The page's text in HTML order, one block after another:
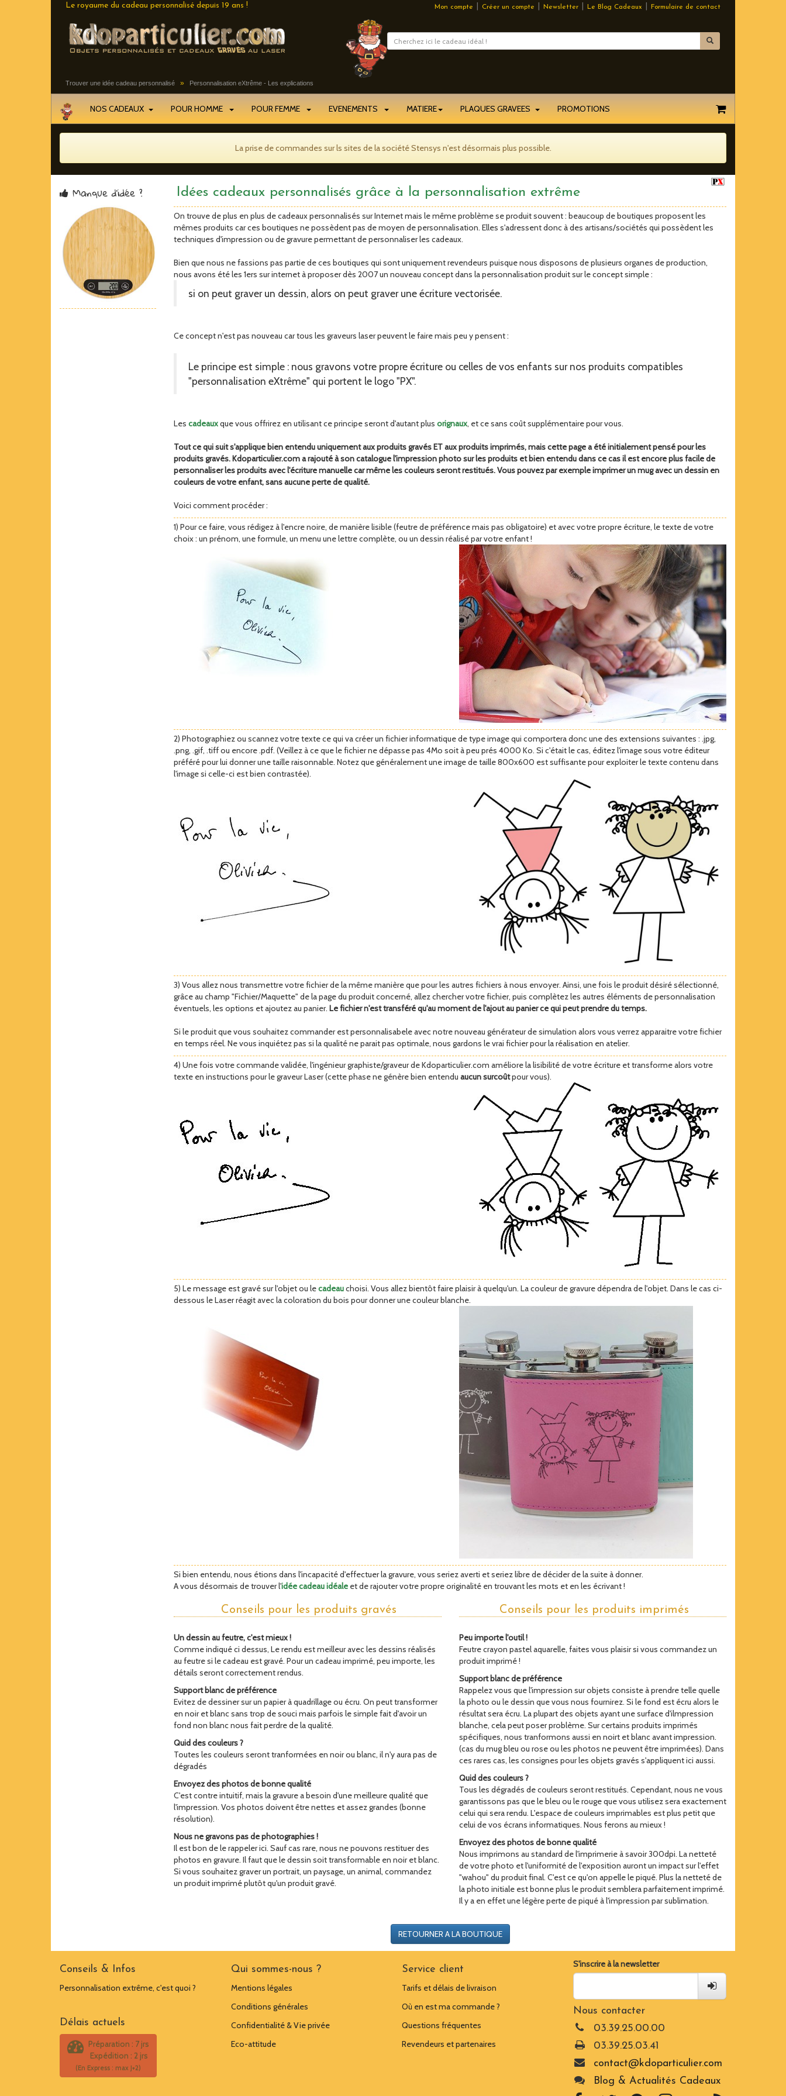
Le royaume du cadeau personnalisé depuis 19 ans ! Mon compte | Créer un compte | Newsletter | Le Blog Cadeaux | Formulaire de contact
Trouver une idée cadeau personnalisé » Personnalisation eXtrême - Les explications
NOS CADEAUX POUR HOMME POUR FEMME EVENEMENTS MATIERE PLAQUES GRAVEES PROMOTIONS
La prise de commandes sur ls sites de la société Stensys n'est désormais plus possible.
Manque d'idée ? Idées cadeaux personnalisés grâce à la personnalisation extrême
On trouve de plus en plus de cadeaux personnalisés sur Internet mais le même problème se produit souvent : beaucoup de boutiques proposent les
mêmes produits car ces boutiques ne possèdent pas de moyen de personnalisation. Elles s'adressent donc à des artisans/sociétés qui possèdent les
techniques d'impression ou de gravure permettant de personnaliser les cadeaux.
Bien que nous ne fassions pas partie de ces boutiques qui sont uniquement revendeurs puisque nous disposons de plusieurs organes de production,
nous avons été les 1ers sur internet à proposer dès 2007 un nouveau concept dans la personnalisation produit sur le concept simple :
si on peut graver un dessin, alors on peut graver une écriture vectorisée.
Ce concept n'est pas nouveau car tous les graveurs laser peuvent le faire mais peu y pensent :
Le principe est simple : nous gravons votre propre écriture ou celles de vos enfants sur nos produits compatibles
"personnalisation eXtrême" qui portent le logo "PX".
Les cadeauxque vous offrirez en utilisant ce principe seront d'autant plus orignaux, et ce sans coût supplémentaire pour vous.
Tout ce qui suit s'applique bien entendu uniquement aux produits gravés ET aux produits imprimés, mais cette page a été initialement pensé pour les
produits gravés. Kdoparticulier.com a rajouté à son catalogue l'impression photo sur les produits et bien entendu dans ce cas il est encore plus facile de
personnaliser les produits avec l'écriture manuelle car même les couleurs seront restitués. Vous pouvez par exemple imprimer un mug avec un dessin en
couleurs de votre enfant, sans aucune perte de qualité.
Voici comment procéder :
1) Pour ce faire, vous rédigez à l'encre noire, de manière lisible (feutre de préférence mais pas obligatoire) et avec votre propre écriture, le texte de votre
choix : un prénom, une formule, un menu une lettre complète, ou un dessin réalisé par votre enfant !
2) Photographiez ou scannez votre texte ce qui va créer un fichier informatique de type image qui comportera donc une des extensions suivantes : .jpg,
.png, .gif, .tiff ou encore .pdf. (Veillez à ce que le fichier ne dépasse pas 4Mo soit à peu prés 4000 Ko. Si c'était le cas, éditez l'image sous votre éditeur
préféré pour lui donner une taille raisonnable. Notez que généralement une image de taille 800x600 est suffisante pour exploiter le texte contenu dans
l'image si celle-ci est bien contrastée).
3) Vous allez nous transmettre votre fichier de la même manière que pour les autres fichiers à nous envoyer. Ainsi, une fois le produit désiré sélectionné,
grâce au champ "Fichier/Maquette" de la page du produit concerné, allez chercher votre fichier, puis complètez les autres éléments de personnalisation
éventuels, les options et ajoutez au panier. Le fichier n'est transféré qu'au moment de l'ajout au panier ce qui peut prendre du temps.
Si le produit que vous souhaitez commander est personnalisabele avec notre nouveau générateur de simulation alors vous verrez apparaitre votre fichier
en temps réel. Ne vous inquiétez pas si la qualité ne parait pas optimale, nous gardons le vrai fichier pour la réalisation en atelier.
4) Une fois votre commande validée, l'ingénieur graphiste/graveur de Kdoparticulier.com améliore la lisibilité de votre écriture et transforme alors votre
texte en instructions pour le graveur Laser (cette phase ne génère bien entendu aucun surcoûtpour vous).
5) Le message est gravé sur l'objet ou lecadeauchoisi. Vous allez bientôt faire plaisir à quelqu'un. La couleur de gravure dépendra de l'objet. Dans le cas ci-
dessous le Laser réagit avec la coloration du bois pour donner une couleur blanche.
Si bien entendu, nous étions dans l'incapacité d'effectuer la gravure, vous seriez averti et seriez libre de décider de la suite à donner.
A vous désormais de trouver l'idée cadeau idéale et de rajouter votre propre originalité en trouvant les mots et en les écrivant !
Conseils pour les produits gravés
Un dessin au feutre, c'est mieux !
Comme indiqué ci dessus, Le rendu est meilleur avec les dessins réalisés
au feutre si le cadeau est gravé. Pour un cadeau imprimé, peu importe, les
détails seront correctement rendus.
Support blanc de préférence
Evitez de dessiner sur un papier à quadrillage ou écru. On peut transformer
en noir et blanc sans trop de souci mais parfois le simple fait d'avoir un
fond non blanc nous fait perdre de la qualité.
Quid des couleurs ?
Toutes les couleurs seront tranformées en noir ou blanc, il n'y aura pas de
dégradés
Envoyez des photos de bonne qualité
C'est contre intuitif, mais la gravure a besoin d'une meilleure qualité que
l'impression. Vos photos doivent être nettes et assez grandes (bonne
résolution).
Nous ne gravons pas de photographies !
Il est bon de le rappeler ici. Sauf cas rare, nous ne pouvons restituer des
photos en gravure. Il faut que le dessin soit transformable en noir et blanc.
Si vous souhaitez graver un portrait, un paysage, un animal, commandez
un produit imprimé plutôt qu'un produit gravé.
Conseils pour les produits imprimés
Peu importe l'outil !
Feutre crayon pastel aquarelle, faites vous plaisir si vous commandez un
produit imprimé !
Support blanc de préférence
Rappelez vous que l'impression sur objets consiste à prendre telle quelle
la photo ou le dessin que vous nous fournirez. Si le fond est écru alors le
résultat sera écru. La plupart des objets ayant une surface d'ilmpression
blanche, cela peut poser problème. Sur certains produits imprimés
spécifiques, nous tranformons aussi en noirt et blanc avant impression.
(cas du mug bleu ou rose ou les photos ne peuvent être imprimées). Dans
ces rares cas, les consignes pour les objets gravés s'appliquent ici aussi.
Quid des couleurs ?
Tous les dégradés de couleurs seront restitués. Cependant, nous ne vous
garantissons pas que le bleu ou le rouge que vous utilisez sera exactement
celui qui sera rendu. L'espace de couleurs imprimables est plus petit que
celui de vos écrans informatiques. Nous ferons au mieux !
Envoyez des photos de bonne qualité
Nous imprimons au standard de l'imprimerie à savoir 300dpi. La netteté
de votre photo et l'uniformité de l'exposition auront un impact sur l'effet
"wahou" du produit final. C'est ce qu'on appelle le piqué. Plus la netteté de
la photo initiale est bonne plus le produit semblera parfaitement imprimé.
Il y a en effet une légère perte de piqué à l'impression par sublimation.
RETOURNER A LA BOUTIQUE
Conseils & Infos
Personnalisation extrême, c'est quoi ?
Délais actuels
Préparation : 7 jrs
Expédition : 2 jrs
(En Express : max J+2)
Qui sommes-nous ?
Mentions légales
Conditions générales
Confidentialité & Vie privée
Eco-attitude
Service client
Tarifs et délais de livraison
Où en est ma commande ?
Questions fréquentes
Revendeurs et partenaires
S'inscrire à la newsletter
Nous contacter
03.39.25.00.00
03.39.25.03.41
contact@kdoparticulier.com
Blog & Actualités Cadeaux